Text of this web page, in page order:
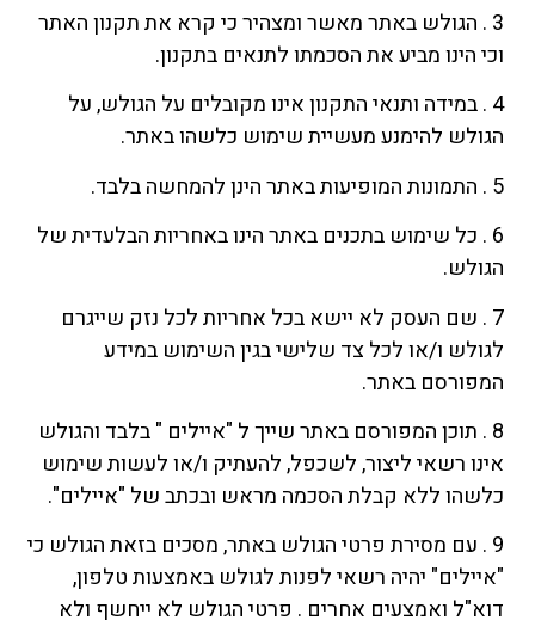
3 . הגולש באתר מאשר ומצהיר כי קרא את תקנון האתר
וכי הינו מביע את הסכמתו לתנאים בתקנון.
4 . במידה ותנאי התקנון אינו מקובלים על הגולש, על
הגולש להימנע מעשיית שימוש כלשהו באתר.
5 . התמונות המופיעות באתר הינן להמחשה בלבד.
6 . כל שימוש בתכנים באתר הינו באחריות הבלעדית של
הגולש.
7 . שם העסק לא יישא בכל אחריות לכל נזק שייגרם
לגולש ו/או לכל צד שלישי בגין השימוש במידע
המפורסם באתר.
8 . תוכן המפורסם באתר שייך ל "איילים " בלבד והגולש
אינו רשאי ליצור, לשכפל, להעתיק ו/או לעשות שימוש
כלשהו ללא קבלת הסכמה מראש ובכתב של "איילים".
9 . עם מסירת פרטי הגולש באתר, מסכים בזאת הגולש כי
"איילים" יהיה רשאי לפנות לגולש באמצעות טלפון,
דוא"ל ואמצעים אחרים . פרטי הגולש לא ייחשף ולא